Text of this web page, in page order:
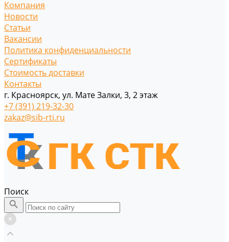
Компания
Новости
Статьи
Вакансии
Политика конфиденциальности
Сертификаты
Стоимость доставки
Контакты
г. Красноярск, ул. Мате Залки, 3, 2 этаж
+7 (391) 219-32-30
zakaz@sib-rti.ru
Поиск